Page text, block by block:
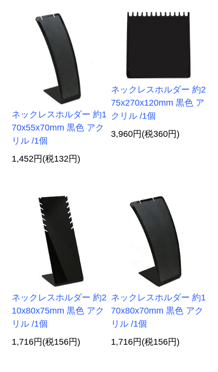
ネックレスホルダー 約1
70x55x70mm 黒色 アク
リル /1個
1,452円(税132円)
ネックレスホルダー 約2
75x270x120mm 黒色 ア
クリル /1個
3,960円(税360円)
ネックレスホルダー 約2
10x80x75mm 黒色 アク
リル /1個
1,716円(税156円)
ネックレスホルダー 約1
70x80x70mm 黒色 アク
リル /1個
1,716円(税156円)